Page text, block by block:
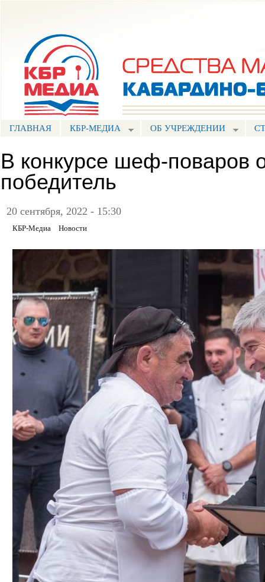
ГЛАВНАЯ КБР-МЕДИА ОБ УЧРЕЖДЕНИИ
В конкурсе шеф-поваров
победитель
20 сентября, 2022 - 15:30
КБР-Медиа Новости